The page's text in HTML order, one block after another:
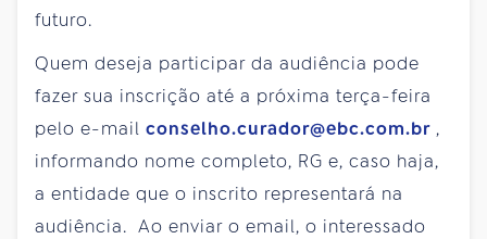
futuro.
Quem deseja participar da audiência pode
fazer sua inscrição até a próxima terça-feira
pelo e-mail conselho.curador@ebc.com.br ,
informando nome completo, RG e, caso haja,
a entidade que o inscrito representará na
audiência. Ao enviar o email, o interessado